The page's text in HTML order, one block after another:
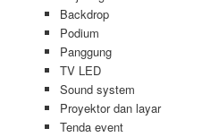
Backdrop
Podium
Panggung
TV LED
Sound system
Proyektor dan layar
Tenda event